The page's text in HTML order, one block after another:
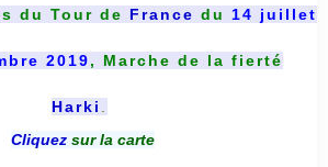
du Tour de France du 14 juillet
2019, Marche de la fierté
Harki
Cliquez sur la carte